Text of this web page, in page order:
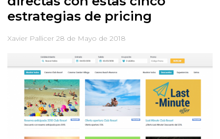
estrategias de pricing
Xavier Pallicer 28 de Mayo de 2018